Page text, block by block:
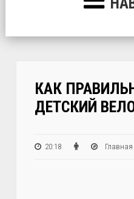
КАК
ДЕТСКИЙ
20:18